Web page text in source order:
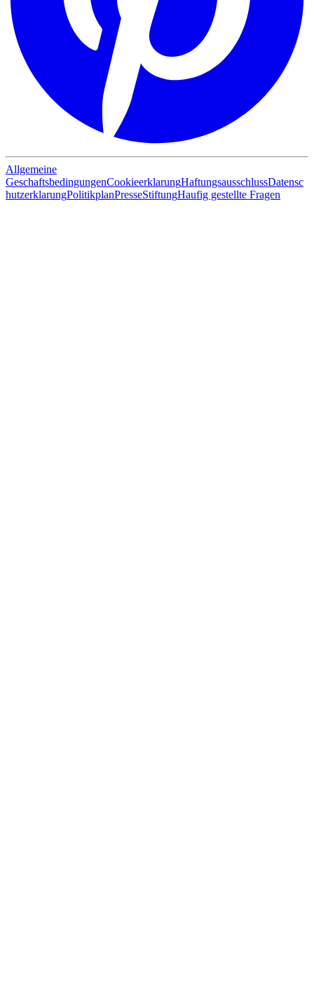
Allgemeine
GeschaftsbedingungenCookieerklarungHaftungsausschlussDatensc
hutzerklarungPolitikplanPresseStiftungHaufig gestellte Fragen